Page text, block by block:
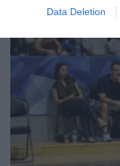
Data Deletion